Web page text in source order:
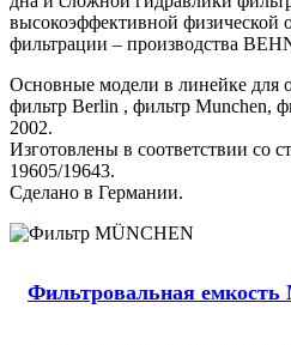
высокоэффективной физической
фильтрации – производства
Основные модели в линейке для
фильтр Berlin , фильтр Munchen,
2002.
Изготовлены в соответствии со
19605/19643.
Сделано в Германии.
Фильтровальная емкость